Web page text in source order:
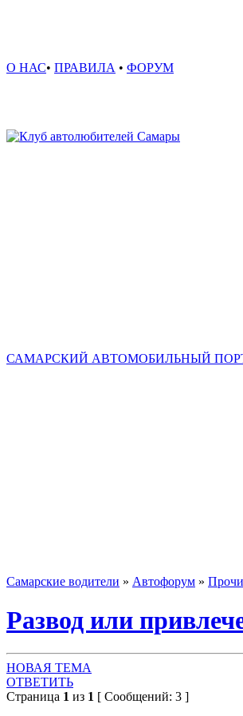
О НАС• ПРАВИЛА • ФОРУМ
САМАРСКИЙ АВТОМОБИЛЬНЫЙ
Самарские водители » Автофорум »
Развод или
НОВАЯ ТЕМА
ОТВЕТИТЬ
Страница 1 из 1 [ Сообщений: 3 ]